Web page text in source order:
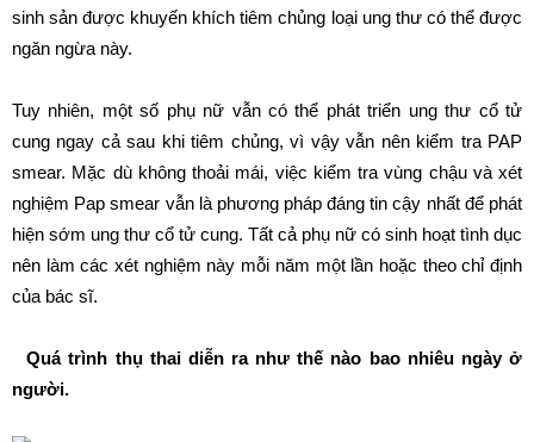
sinh sản được khuyến khích tiêm chủng loại ung thư có thể được
ngăn ngừa này.
Tuy nhiên, một số phụ nữ vẫn có thể phát triển ung thư cổ tử
cung ngay cả sau khi tiêm chủng, vì vậy vẫn nên kiểm tra PAP
smear. Mặc dù không thoải mái, việc kiểm tra vùng chậu và xét
nghiệm Pap smear vẫn là phương pháp đáng tin cậy nhất để phát
hiện sớm ung thư cổ tử cung. Tất cả phụ nữ có sinh hoạt tình dục
nên làm các xét nghiệm này mỗi năm một lần hoặc theo chỉ định
của bác sĩ.
Quá trình thụ thai diễn ra như thế nào bao nhiêu ngày ở
người.